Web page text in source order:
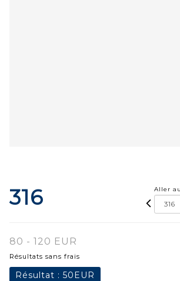
316 Aller
80 - 120 EUR
Résultats sans frais
Résultat : 50EUR